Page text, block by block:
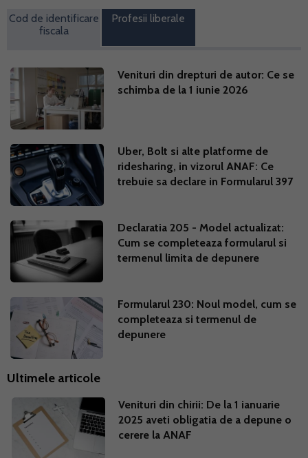
Cod de identificare
fiscala
Profesii liberale
Venituri din drepturi de autor: Ce se
schimba de la 1 iunie 2026
Uber, Bolt si alte platforme de
ridesharing, in vizorul ANAF: Ce
trebuie sa declare in Formularul 397
Declaratia 205 - Model actualizat:
Cum se completeaza formularul si
termenul limita de depunere
Formularul 230: Noul model, cum se
completeaza si termenul de
depunere
Ultimele articole
Venituri din chirii: De la 1 ianuarie
2025 aveti obligatia de a depune o
cerere la ANAF